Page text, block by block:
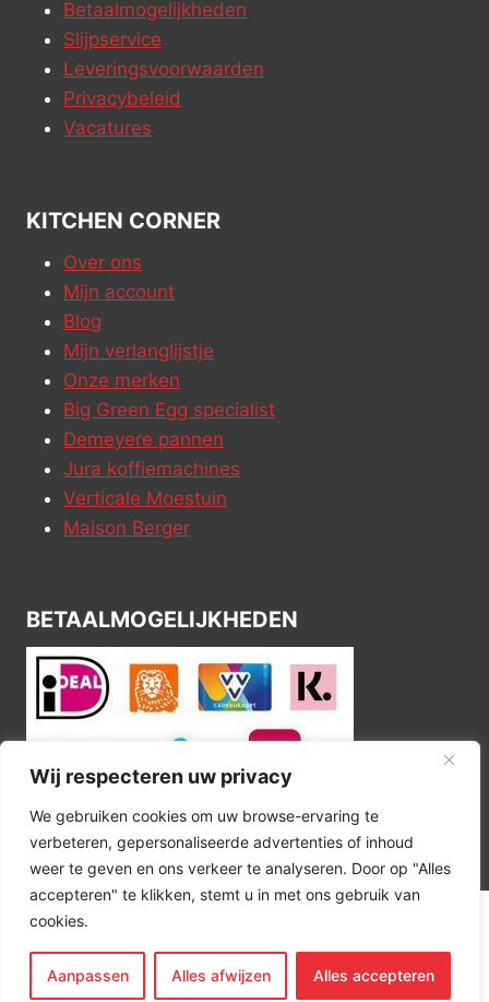
Wij respecteren uw privacy
We gebruiken cookies om uw browse-ervaring te
verbeteren, gepersonaliseerde advertenties of inhoud
weer te geven en ons verkeer te analyseren. Door op "Alles
accepteren" te klikken, stemt u in met ons gebruik van
cookies.
Aanpassen Alles afwijzen Alles accepteren
Betaalmogelijkheden
Slijpservice
Leveringsvoorwaarden
Privacybeleid
Vacatures
KITCHEN CORNER
Over ons
Mijn account
Blog
Mijn verlanglijstje
Onze merken
Big Green Egg specialist
Demeyere pannen
Jura koffiemachines
Verticale Moestuin
Maison Berger
BETAALMOGELIJKHEDEN
© 2026 Kitchen Corner